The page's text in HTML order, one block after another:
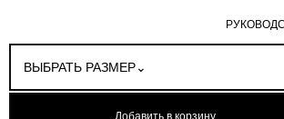
ВЫБРАТЬ РАЗМЕР
Добавить в корзину